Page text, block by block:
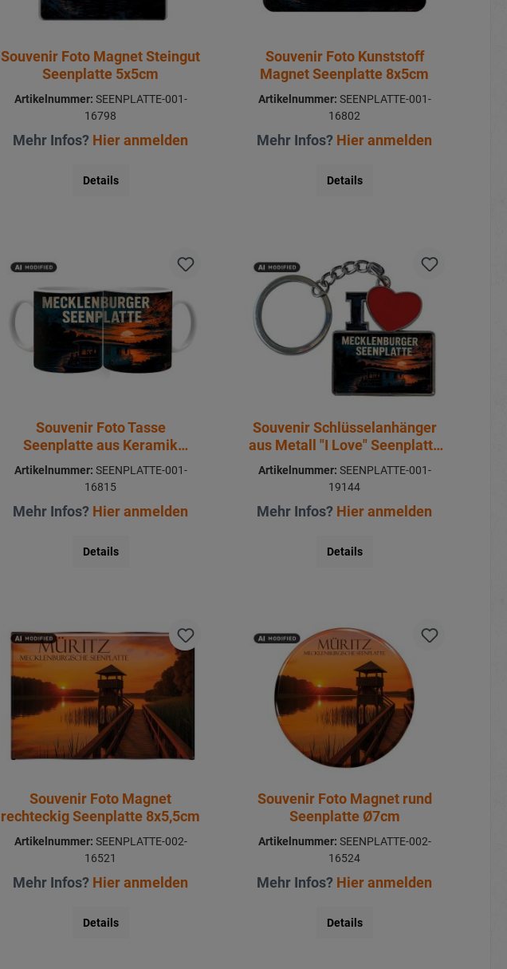
Souvenir Foto Magnet Steingut
Seenplatte 5x5cm
Artikelnummer: SEENPLATTE-001-
16798
Mehr Infos? Hier anmelden
Details
Souvenir Foto Kunststoff
Magnet Seenplatte 8x5cm
Artikelnummer: SEENPLATTE-001-
16802
Mehr Infos? Hier anmelden
Details
Souvenir Foto Tasse
Seenplatte aus Keramik
Ø8x9,5cm
Artikelnummer: SEENPLATTE-001-
16815
Mehr Infos? Hier anmelden
Details
Souvenir Schlüsselanhänger
aus Metall "I Love" Seenplatte
11x4cm
Artikelnummer: SEENPLATTE-001-
19144
Mehr Infos? Hier anmelden
Details
Souvenir Foto Magnet
rechteckig Seenplatte 8x5,5cm
Artikelnummer: SEENPLATTE-002-
16521
Mehr Infos? Hier anmelden
Details
Souvenir Foto Magnet rund
Seenplatte Ø7cm
Artikelnummer: SEENPLATTE-002-
16524
Mehr Infos? Hier anmelden
Details